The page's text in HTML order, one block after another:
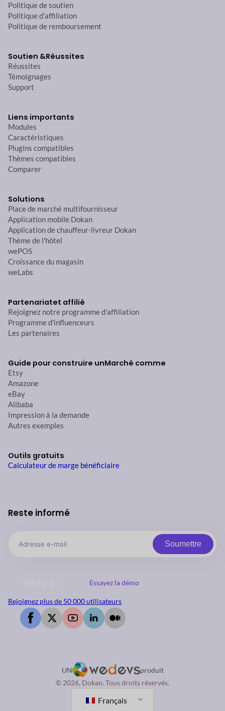
Politique de soutien
Politique d'affiliation
Politique de remboursement
Soutien &Réussites
Réussites
Témoignages
Support
Liens importants
Modules
Caractéristiques
Plugins compatibles
Thèmes compatibles
Comparer
Solutions
Place de marché multifournisseur
Application mobile Dokan
Application de chauffeur-livreur Dokan
Thème de l'hôtel
wePOS
Croissance du magasin
weLabs
Partenariatet affilié
Rejoignez notre programme d'affiliation
Programme d'influenceurs
Les partenaires
Guide pour construire unMarché comme
Etsy
Amazone
eBay
Alibaba
Impression à la demande
Autres exemples
Outils gratuits
Calculateur de marge bénéficiaire
Reste informé
Soumettre
Essayez la démo
Rejoignez plus de 50 000 utilisateurs
UN
produit
© 2026, Dokan. Tous droits réservés.
Français